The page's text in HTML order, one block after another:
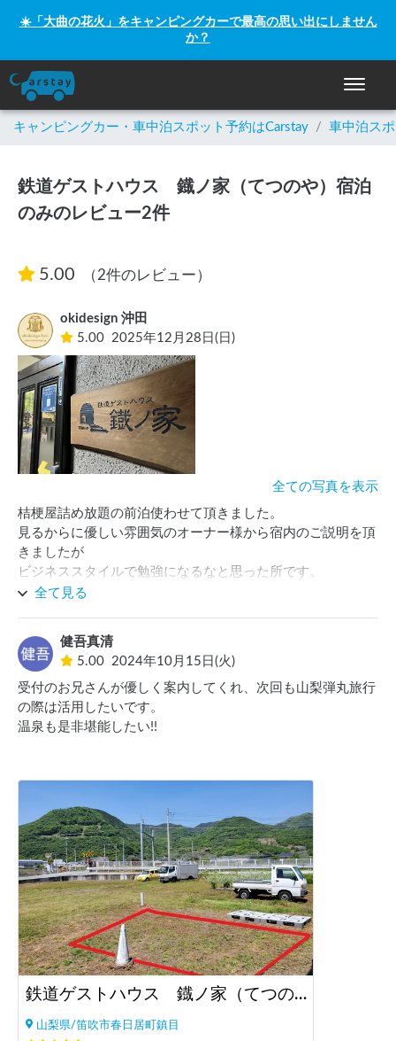
☀️「大曲の花火」をキャンピングカーで最高の思い出にしません
か？
ナビゲ
キャンピングカー・車中泊スポット予約はCarstay / 車中泊ス
鉄道ゲストハウス 鐡ノ家（てつのや）宿泊
のみのレビュー2件
5.00 （2件のレビュー）
okidesign 沖田
5.00 2025年12月28日(日)
全ての写真を表示
桔梗屋詰め放題の前泊使わせて頂きました。
見るからに優しい雰囲気のオーナー様から宿内のご説明を頂
きましたが
ビジネススタイルで勉強になるなと思った所です。
装飾品も徹底して電車類で纏まっていて、よくあるチェーン
全て見る
健吾真清
5.00 2024年10月15日(火)
受付のお兄さんが優しく案内してくれ、次回も山梨弾丸旅行
の際は活用したいです。
温泉も是非堪能したい!!
鉄道ゲストハウス 鐡ノ家（てつのや）宿泊のみ
山梨県/笛吹市春日居町鎮目